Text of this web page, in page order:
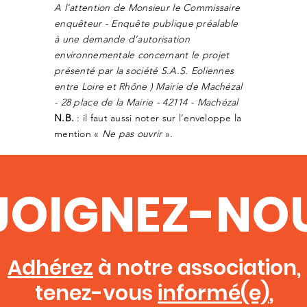
A l’attention de Monsieur le Commissaire
enquêteur - Enquête publique préalable
à une demande d’autorisation
environnementale concernant le projet
présenté par la société S.A.S. Eoliennes
entre Loire et Rhône ) Mairie de Machézal
- 28 place de la Mairie - 42114 - Machézal
N.B. : il faut aussi noter sur l’enveloppe la
mention « Ne pas ouvrir».
Adhérez à notre association,
tenez-vous informé(e),